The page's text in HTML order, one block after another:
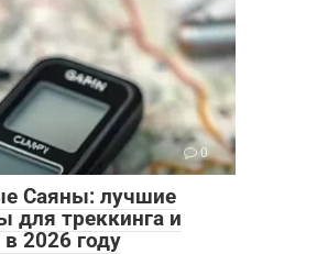
0
Саяны: лучшие
для треккинга и
2026 году